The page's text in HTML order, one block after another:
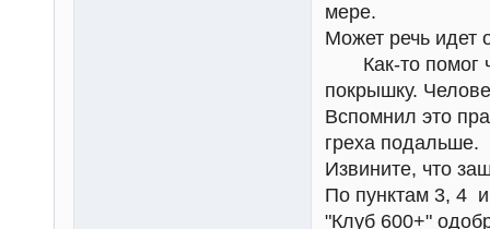
мере.
Может речь идет
Как-то помог
покрышку.
Вспомнил это
греха подальше.
Извините, что
По пунктам 3, 4
"Клуб 600+"